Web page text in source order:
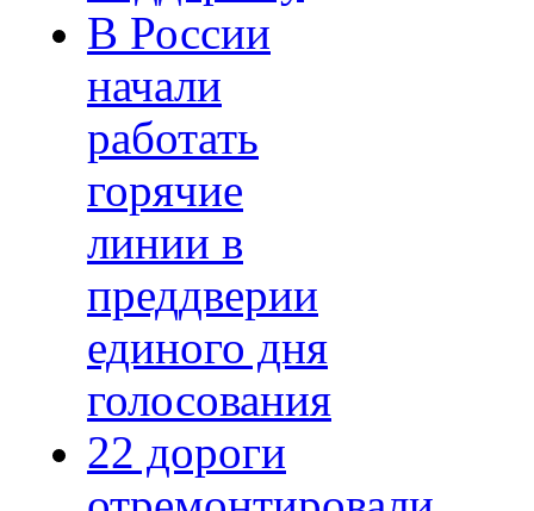
В России
начали
работать
горячие
линии в
преддверии
единого дня
голосования
22 дороги